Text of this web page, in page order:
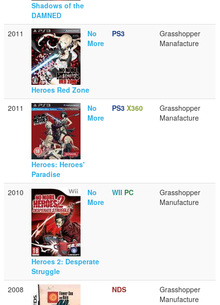
Shadows of the
DAMNED
2011
No
More
Heroes Red Zone
PS3
Grasshopper
Manafacture
2011
No
More
Heroes: Heroes'
Paradise
PS3 X360
Grasshopper
Manafacture
2010
No
More
Heroes 2: Desperate
Struggle
WII PC
Grasshopper
Manufacture
2008 NDS
Grasshopper
Manufacture